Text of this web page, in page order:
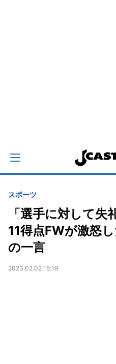
スポーツ
「選手に対して
11得点FWが激怒
の一言
2023.02.02 15:19